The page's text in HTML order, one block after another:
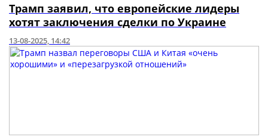
Трамп заявил, что европейские лидеры
хотят заключения сделки по Украине
13-08-2025, 14:42